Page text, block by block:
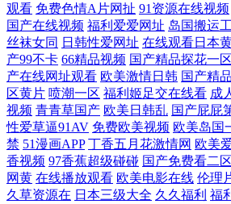
品 91入囗 影音先锋妊妇系列 不卡视频123区
线观看网站 狼友福利社 国产a母子视频 男人的
网站午夜 福利社午夜影院 福利导航 爱豆伊人自
看 影音先锋aaa资源 日韩无砖码毛片 另类性爱
美国产精品 四虎AV影裤 欧美日韩另类亚洲色网
观看 免费色情A片网扯 91资源在线视频
国产在线视频 福利爱爱网址 岛国搬运
丝袜女同 日韩性爱网址 在线观看日本
产99不卡 66精品视频 国产精品探花一区
产在线网址观看 欧美激情日韩 国产精
区黄片 喷潮一区 福利姬足交在线看 成
视频 青青草国产 欧美日韩乱 国产屁屁
性爱草逼91AV 免费欧美视频 欧美岛国
禁 51漫画APP 丁香五月花激情网 欧美
香视频 97香蕉超级碰碰 国产免费看二区
网黄 在线播放观看 欧美电影在线 伦理
久草资源在 日本三级大全 久久福利 福